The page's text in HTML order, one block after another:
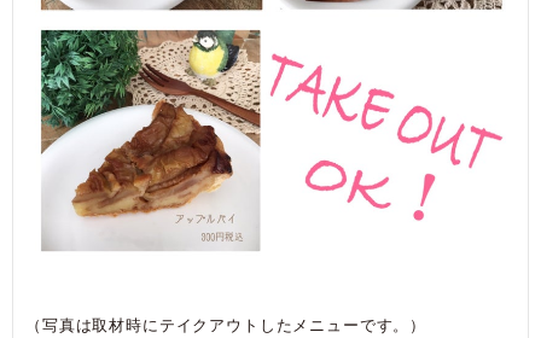
（写真は取材時にテイクアウトしたメニューです。）